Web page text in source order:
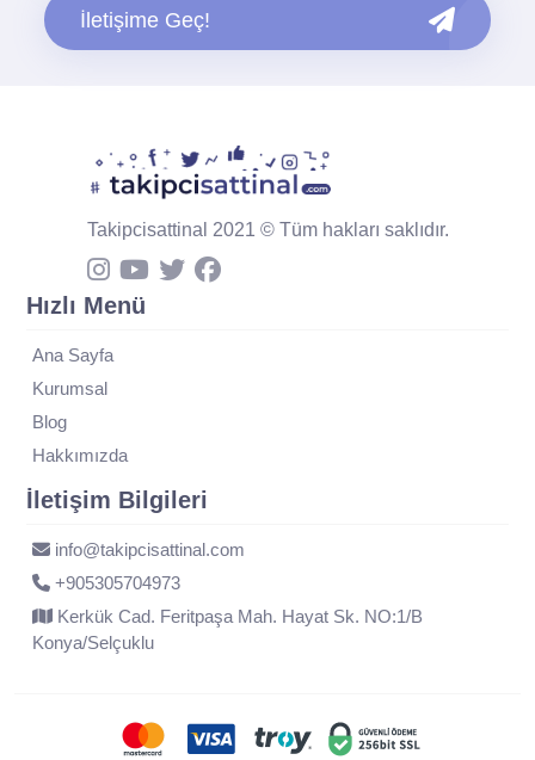
İletişime Geç!
Takipcisattinal 2021 © Tüm hakları saklıdır.
Hızlı Menü
Ana Sayfa
Kurumsal
Blog
Hakkımızda
İletişim Bilgileri
info@takipcisattinal.com
+905305704973
Kerkük Cad. Feritpaşa Mah. Hayat Sk. NO:1/B
Konya/Selçuklu